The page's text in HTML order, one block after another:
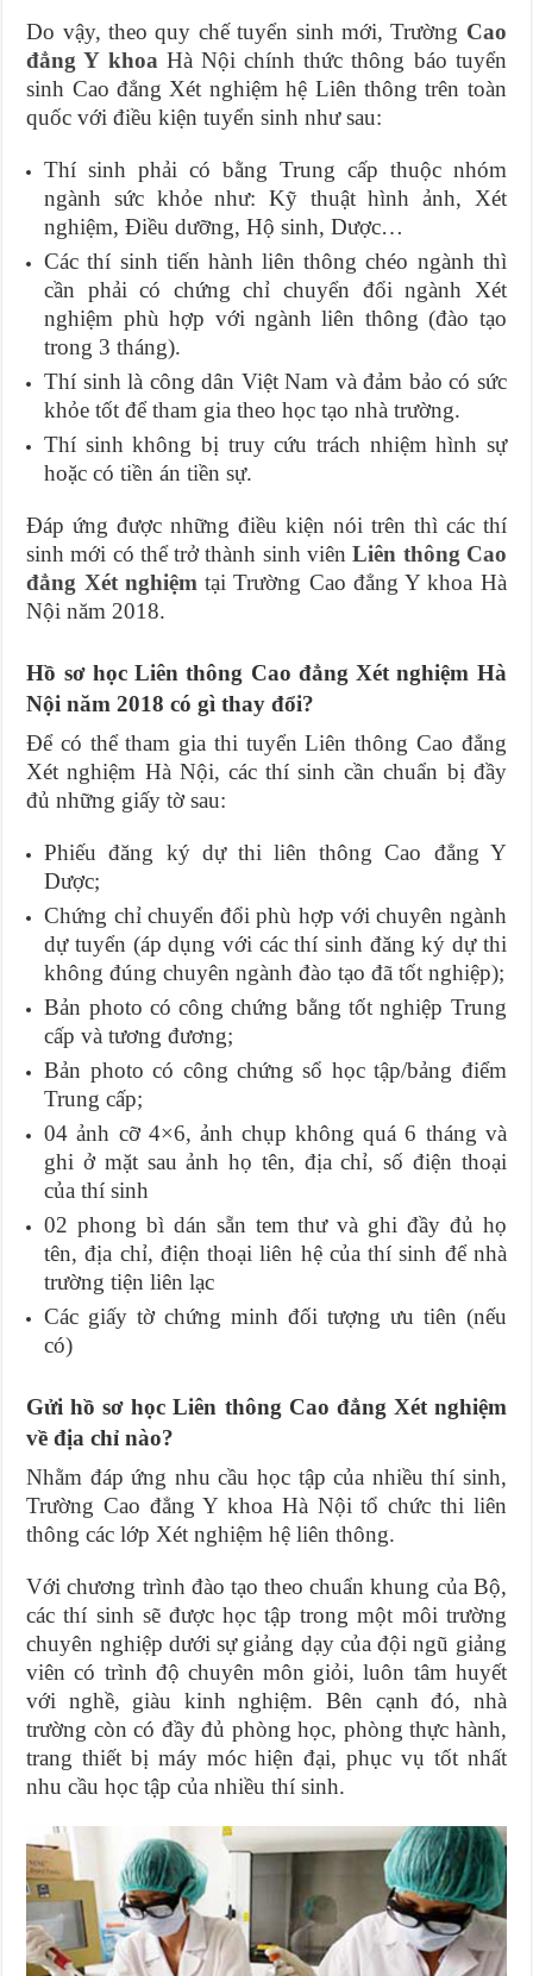
Do vậy, theo quy chế tuyển sinh mới, Trường Cao
đẳng Y khoa Hà Nội chính thức thông báo tuyển
sinh Cao đẳng Xét nghiệm hệ Liên thông trên toàn
quốc với điều kiện tuyển sinh như sau:
Thí sinh phải có bằng Trung cấp thuộc nhóm
ngành sức khỏe như: Kỹ thuật hình ảnh, Xét
nghiệm, Điều dưỡng, Hộ sinh, Dược…
Các thí sinh tiến hành liên thông chéo ngành thì
cần phải có chứng chỉ chuyển đổi ngành Xét
nghiệm phù hợp với ngành liên thông (đào tạo
trong 3 tháng).
Thí sinh là công dân Việt Nam và đảm bảo có sức
khỏe tốt để tham gia theo học tạo nhà trường.
Thí sinh không bị truy cứu trách nhiệm hình sự
hoặc có tiền án tiền sự.
Đáp ứng được những điều kiện nói trên thì các thí
sinh mới có thể trở thành sinh viênLiên thông Cao
đẳng Xét nghiệm tại Trường Cao đẳng Y khoa Hà
Nội năm 2018.
Hồ sơ học Liên thông Cao đẳng Xét nghiệm Hà
Nội năm 2018 có gì thay đổi?
Để có thể tham gia thi tuyển Liên thông Cao đẳng
Xét nghiệm Hà Nội, các thí sinh cần chuẩn bị đầy
đủ những giấy tờ sau:
Phiếu đăng ký dự thi liên thông Cao đẳng Y
Dược;
Chứng chỉ chuyển đổi phù hợp với chuyên ngành
dự tuyển (áp dụng với các thí sinh đăng ký dự thi
không đúng chuyên ngành đào tạo đã tốt nghiệp);
Bản photo có công chứng bằng tốt nghiệp Trung
cấp và tương đương;
Bản photo có công chứng sổ học tập/bảng điểm
Trung cấp;
04 ảnh cỡ 4×6, ảnh chụp không quá 6 tháng và
ghi ở mặt sau ảnh họ tên, địa chỉ, số điện thoại
của thí sinh
02 phong bì dán sẵn tem thư và ghi đầy đủ họ
tên, địa chỉ, điện thoại liên hệ của thí sinh để nhà
trường tiện liên lạc
Các giấy tờ chứng minh đối tượng ưu tiên (nếu
có)
Gửi hồ sơ học Liên thông Cao đẳng Xét nghiệm
về địa chỉ nào?
Nhằm đáp ứng nhu cầu học tập của nhiều thí sinh,
Trường Cao đẳng Y khoa Hà Nội tổ chức thi liên
thông các lớp Xét nghiệm hệ liên thông.
Với chương trình đào tạo theo chuẩn khung của Bộ,
các thí sinh sẽ được học tập trong một môi trường
chuyên nghiệp dưới sự giảng dạy của đội ngũ giảng
viên có trình độ chuyên môn giỏi, luôn tâm huyết
với nghề, giàu kinh nghiệm. Bên cạnh đó, nhà
trường còn có đầy đủ phòng học, phòng thực hành,
trang thiết bị máy móc hiện đại, phục vụ tốt nhất
nhu cầu học tập của nhiều thí sinh.